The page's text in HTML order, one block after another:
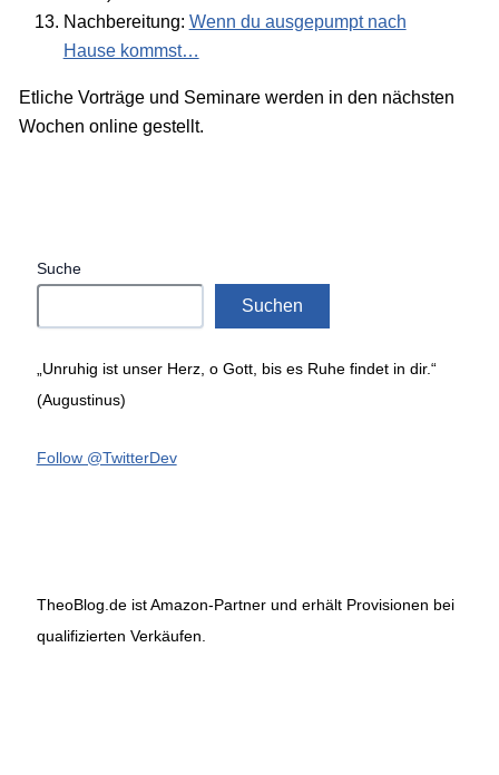
Nachbereitung: Wenn du ausgepumpt nach
Hause kommst…
Etliche Vorträge und Seminare werden in den nächsten
Wochen online gestellt.
Suche
Suchen
„Unruhig ist unser Herz, o Gott, bis es Ruhe findet in dir.“
(Augustinus)
Follow @TwitterDev
TheoBlog.de ist Amazon-Partner und erhält Provisionen bei
qualifizierten Verkäufen.